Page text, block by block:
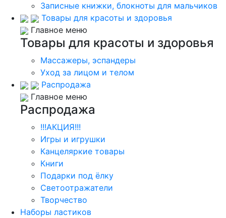
Записные книжки, блокноты для мальчиков
Товары для красоты и здоровья
Главное меню
Товары для красоты и здоровья
Массажеры, эспандеры
Уход за лицом и телом
Распродажа
Главное меню
Распродажа
!!!АКЦИЯ!!!
Игры и игрушки
Канцеляркие товары
Книги
Подарки под ёлку
Светоотражатели
Творчество
Наборы ластиков